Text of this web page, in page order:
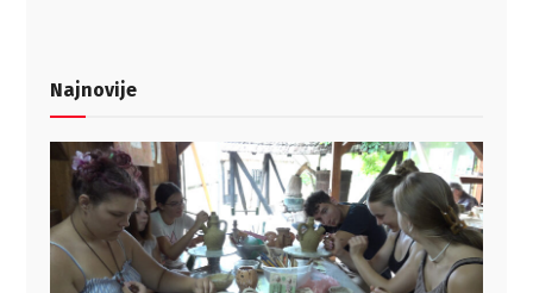
Najnovije